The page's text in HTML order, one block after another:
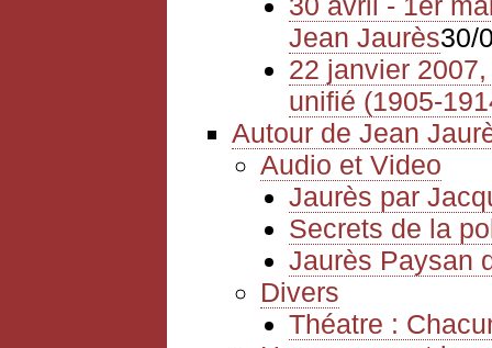
Jean Jaurès30/
22 janvier
unifié (1905-
Autour de Jean
Audio et Video
Jaurès par
Secrets de la
Jaurès Paysan
Divers
Théatre :